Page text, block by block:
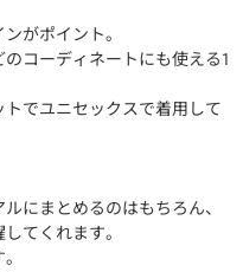
がポイント。
コーディネートにも使える1
でユニセックスで着用して
にまとめるのはもちろん、
てくれます。